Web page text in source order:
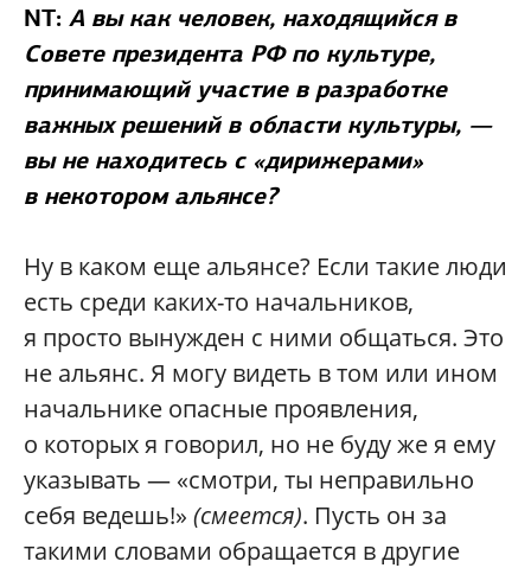
NT: А вы как человек, находящийся в
Совете президента РФ по культуре,
принимающий участие в разработке
важных решений в области культуры, —
вы не находитесь с «дирижерами»
в некотором альянсе?
Ну в каком еще альянсе? Если такие люди
есть среди каких-то начальников,
я просто вынужден с ними общаться. Это
не альянс. Я могу видеть в том или ином
начальнике опасные проявления,
о которых я говорил, но не буду же я ему
указывать — «смотри, ты неправильно
себя ведешь!» (смеется). Пусть он за
такими словами обращается в другие